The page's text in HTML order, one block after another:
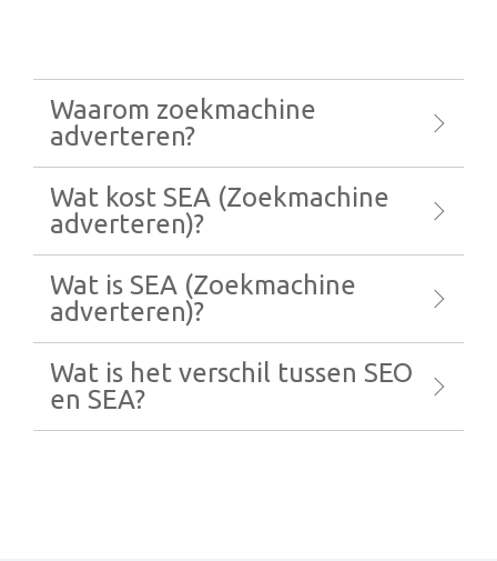
Waarom zoekmachine
adverteren?
Wat kost SEA (Zoekmachine
adverteren)?
Wat is SEA (Zoekmachine
adverteren)?
Wat is het verschil tussen SEO
en SEA?